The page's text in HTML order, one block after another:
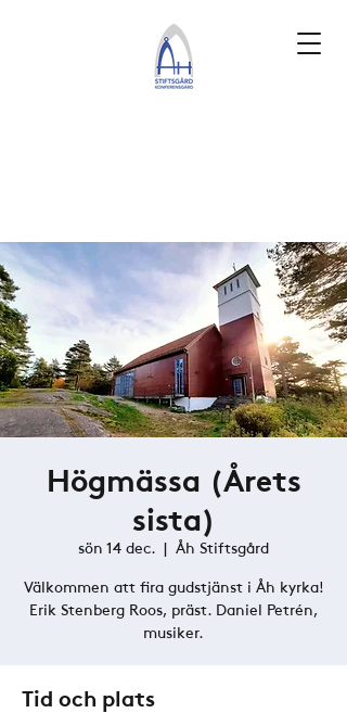
Högmässa (Årets
sista)
sön 14 dec.
  |
Åh Stiftsgård
Välkommen att fira gudstjänst i Åh kyrka!
Erik Stenberg Roos, präst. Daniel Petrén,
musiker.
Tid och plats